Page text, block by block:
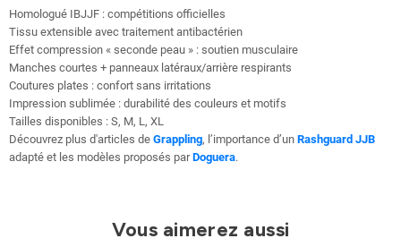
Homologué IBJJF : compétitions officielles
Tissu extensible avec traitement antibactérien
Effet compression « seconde peau » : soutien musculaire
Manches courtes + panneaux latéraux/arrière respirants
Coutures plates : confort sans irritations
Impression sublimée : durabilité des couleurs et motifs
Tailles disponibles : S, M, L, XL
Découvrez plus d'articles de Grappling, l’importance d’un Rashguard JJB
adapté et les modèles proposés parDoguera.
Vous aimerez aussi